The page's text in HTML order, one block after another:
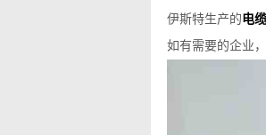
伊斯特生产的电
如有需要的企业